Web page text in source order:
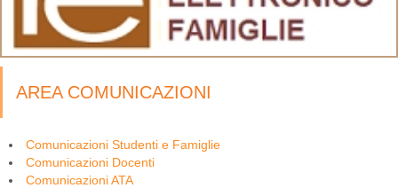
AREA COMUNICAZIONI
Comunicazioni Studenti e Famiglie
Comunicazioni Docenti
Comunicazioni ATA